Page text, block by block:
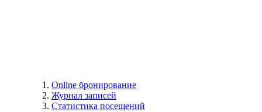
Online бронирование
Журнал записей
Статистика посещений